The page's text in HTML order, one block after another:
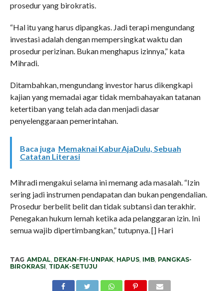
prosedur yang birokratis.
“Hal itu yang harus dipangkas. Jadi terapi mengundang
investasi adalah dengan mempersingkat waktu dan
prosedur perizinan. Bukan menghapus izinnya,” kata
Mihradi.
Ditambahkan, mengundang investor harus dikengkapi
kajian yang memadai agar tidak membahayakan tatanan
ketertiban yang telah ada dan menjadi dasar
penyelenggaraan pemerintahan.
Baca juga Memaknai KaburAjaDulu, Sebuah
Catatan Literasi
Mihradi mengakui selama ini memang ada masalah. “Izin
sering jadi instrumen pendapatan dan bukan pengendalian.
Prosedur berbelit belit dan tidak subtansi dan terakhir.
Penegakan hukum lemah ketika ada pelanggaran izin. Ini
semua wajib dipertimbangkan,” tutupnya. [] Hari
TAG AMDAL, DEKAN-FH-UNPAK, HAPUS, IMB, PANGKAS-
BIROKRASI, TIDAK-SETUJU